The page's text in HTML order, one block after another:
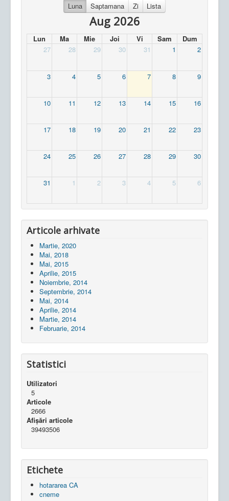
Luna Saptamana Zi Lista
Aug 2026
Lun Ma Mie Joi Vi Sam
Dum
27
28 29 30 31 1 2
3 4 5 6 7 8 9
10 11 12 13 14 15 16
17 18 19 20 21 22 23
24 25 26 27 28 29 30
31 1 2 3 4 5 6
Articole arhivate
Martie, 2020
Mai, 2018
Mai, 2015
Aprilie, 2015
Noiembrie, 2014
Septembrie, 2014
Mai, 2014
Aprilie, 2014
Martie, 2014
Februarie, 2014
Statistici
Utilizatori
5
Articole
2666
Afișări articole
39493506
Etichete
hotararea CA
cneme